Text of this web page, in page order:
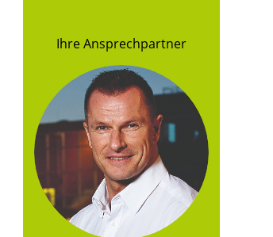
Ihre Ansprechpartner